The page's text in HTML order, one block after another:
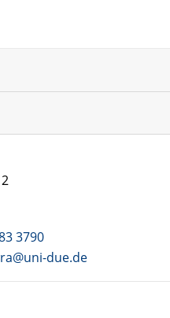
3790
due.de